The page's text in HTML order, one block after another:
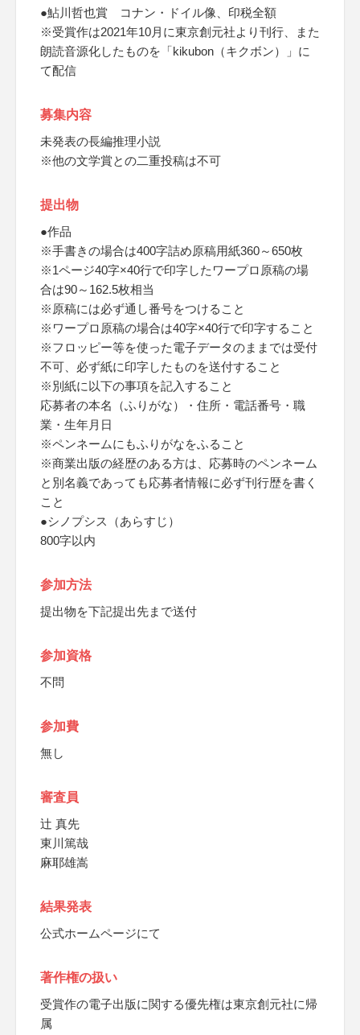
●鮎川哲也賞 コナン・ドイル像、印税全額
※受賞作は2021年10月に東京創元社より刊行、また
朗読音源化したものを「kikubon（キクボン）」に
て配信
募集内容
未発表の長編推理小説
※他の文学賞との二重投稿は不可
提出物
●作品
※手書きの場合は400字詰め原稿用紙360～650枚
※1ページ40字×40行で印字したワープロ原稿の場
合は90～162.5枚相当
※原稿には必ず通し番号をつけること
※ワープロ原稿の場合は40字×40行で印字すること
※フロッピー等を使った電子データのままでは受付
不可、必ず紙に印字したものを送付すること
※別紙に以下の事項を記入すること
応募者の本名（ふりがな）・住所・電話番号・職
業・生年月日
※ペンネームにもふりがなをふること
※商業出版の経歴のある方は、応募時のペンネーム
と別名義であっても応募者情報に必ず刊行歴を書く
こと
●シノプシス（あらすじ）
800字以内
参加方法
提出物を下記提出先まで送付
参加資格
不問
参加費
無し
審査員
辻 真先
東川篤哉
麻耶雄嵩
結果発表
公式ホームページにて
著作権の扱い
受賞作の電子出版に関する優先権は東京創元社に帰
属